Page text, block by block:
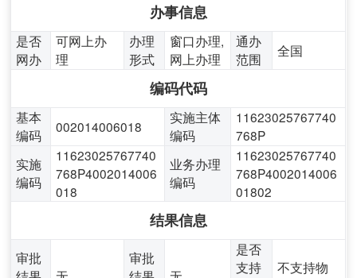
办事信息
是否
网办
可网上办
理
办理
形式
窗口办理,
网上办理
通办
范围
全国
编码代码
基本
编码
002014006018
实施主体
编码
11623025767740
768P
实施
编码
11623025767740
768P4002014006
018
业务办理
编码
11623025767740
768P4002014006
01802
结果信息
审批
审批
是否
支持
不支持物